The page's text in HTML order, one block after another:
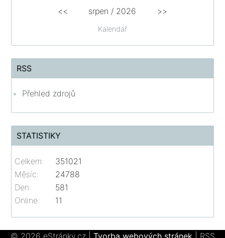
Kalendář
<< srpen / 2026 >>
RSS
Přehled zdrojů
STATISTIKY
Online: 11
Celkem:
351021
Měsíc:
24788
Den:
581
© 2026 eStránky.cz Tvorba webových stránek RSS